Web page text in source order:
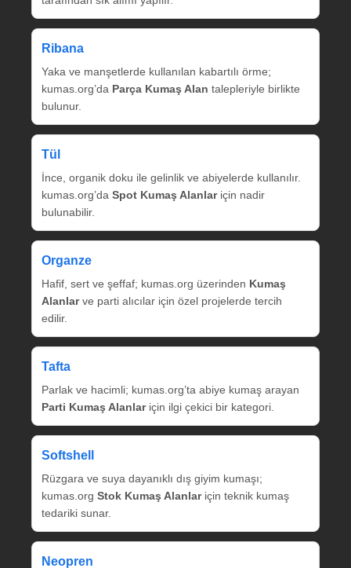
Ribana
Yaka ve manşetlerde kullanılan kabartılı örme;
kumas.org’da Parça Kumaş Alan talepleriyle birlikte
bulunur.
Tül
İnce, organik doku ile gelinlik ve abiyelerde kullanılır.
kumas.org’da Spot Kumaş Alanlariçin nadir
bulunabilir.
Organze
Hafif, sert ve şeffaf; kumas.org üzerinden Kumaş
Alanlarve parti alıcılar için özel projelerde tercih
edilir.
Tafta
Parlak ve hacimli; kumas.org’ta abiye kumaş arayan
Parti Kumaş Alanlariçin ilgi çekici bir kategori.
Softshell
Rüzgara ve suya dayanıklı dış giyim kumaşı;
kumas.org Stok Kumaş Alanlariçin teknik kumaş
tedariki sunar.
Neopren